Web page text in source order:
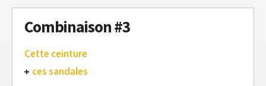
Combinaison #3
Cette ceinture
ces sandales